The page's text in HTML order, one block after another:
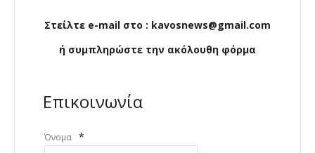
Στείλτε e-mail στο : kavosnews@gmail.com
ή συμπληρώστε την ακόλουθη φόρμα
Επικοινωνία
Όνομα *